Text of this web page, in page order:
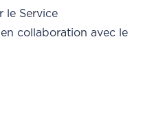
le Service
collaboration avec le